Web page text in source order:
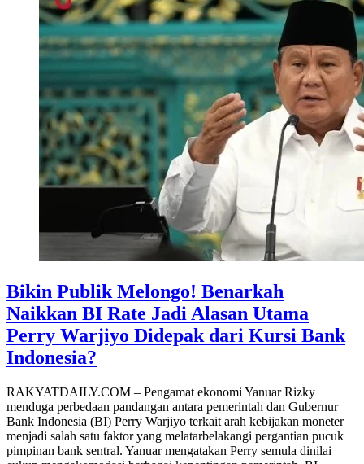
Bikin Publik Melongo! Benarkah
Naikkan BI Rate Jadi Alasan Utama
Perry Warjiyo Didepak dari Kursi Bank
Indonesia?
RAKYATDAILY.COM – Pengamat ekonomi Yanuar Rizky
menduga perbedaan pandangan antara pemerintah dan Gubernur
Bank Indonesia (BI) Perry Warjiyo terkait arah kebijakan moneter
menjadi salah satu faktor yang melatarbelakangi pergantian pucuk
pimpinan bank sentral. Yanuar mengatakan Perry semula dinilai